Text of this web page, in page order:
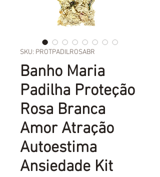
SKU: PROTPADILROSABR
Banho Maria
Padilha Proteção
Rosa Branca
Amor Atração
Autoestima
Ansiedade Kit